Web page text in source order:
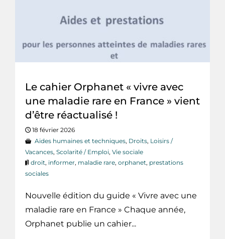
Le cahier Orphanet « vivre avec
une maladie rare en France » vient
d’être réactualisé !
18 février 2026
Aides humaines et techniques, Droits, Loisirs /
Vacances, Scolarité / Emploi, Vie sociale
droit, informer, maladie rare, orphanet, prestations
sociales
Nouvelle édition du guide « Vivre avec une
maladie rare en France » Chaque année,
Orphanet publie un cahier...